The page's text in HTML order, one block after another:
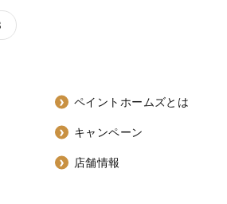
ペイントホームズとは
キャンペーン
店舗情報